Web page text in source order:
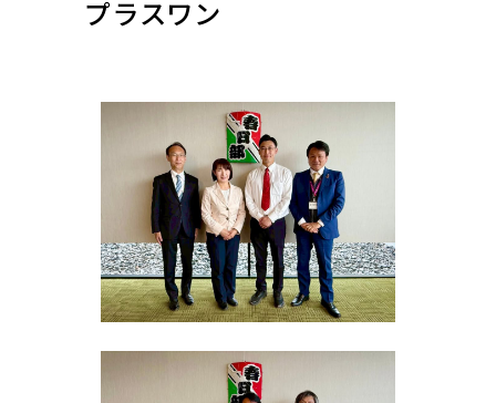
プラスワン